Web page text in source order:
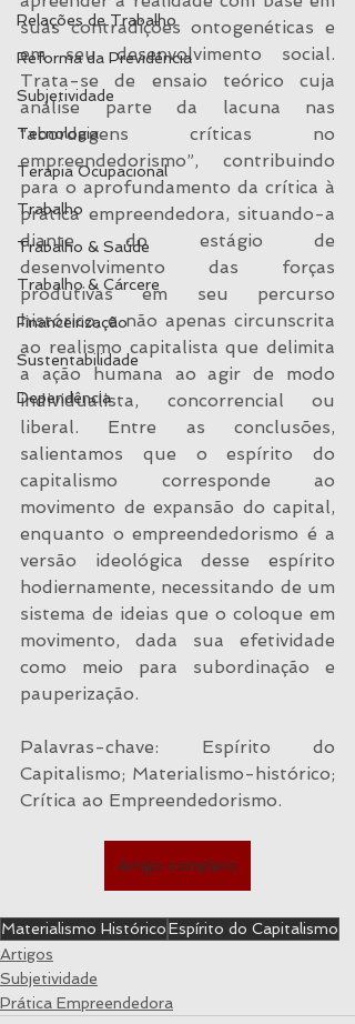
Relações de Trabalho
Reforma da Previdência
Subjetividade
Tecnologia
Terapia Ocupacional
Trabalho
Trabalho & Saúde
Trabalho & Cárcere
Financeirização
Sustentabilidade
Dependência
suas contradições ontogenéticas e
em seu desenvolvimento social.
Trata-se de ensaio teórico cuja
análise parte da lacuna nas
“abordagens críticas no
empreendedorismo”, contribuindo
para o aprofundamento da crítica à
prática empreendedora, situando-a
diante do estágio de
desenvolvimento das forças
produtivas em seu percurso
histórico, e não apenas circunscrita
ao realismo capitalista que delimita
a ação humana ao agir de modo
individualista, concorrencial ou
liberal. Entre as conclusões,
salientamos que o espírito do
capitalismo corresponde ao
movimento de expansão do capital,
enquanto o empreendedorismo é a
versão ideológica desse espírito
hodiernamente, necessitando de um
sistema de ideias que o coloque em
movimento, dada sua efetividade
como meio para subordinação e
pauperização.
Palavras-chave: Espírito do
Capitalismo; Materialismo-histórico;
Crítica ao Empreendedorismo.
Artigo completo
Materialismo HistóricoEspírito do Capitalismo
Artigos
Subjetividade
Prática Empreendedora